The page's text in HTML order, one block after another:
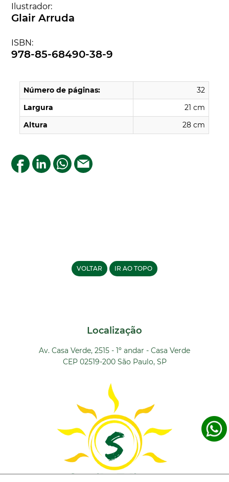
Ilustrador:
Glair Arruda
ISBN:
978-85-68490-38-9
Número de páginas:
32
Largura
21 cm
Altura
28 cm
VOLTAR IR AO TOPO
Localização
Av. Casa Verde, 2515 - 1º andar - Casa Verde
CEP 02519-200 São Paulo, SP